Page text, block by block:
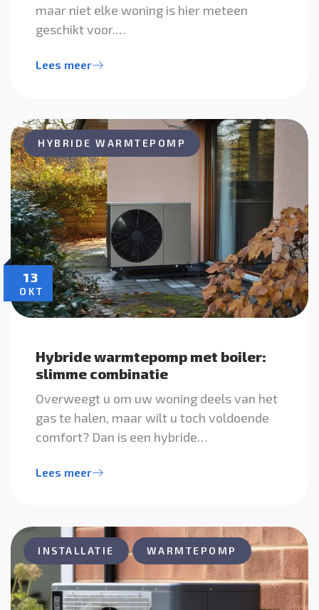
maar niet elke woning is hier meteen
geschikt voor.…
Lees meer
13
OKT
HYBRIDE WARMTEPOMP
Hybride warmtepomp met boiler:
slimme combinatie
Overweegt u om uw woning deels van het
gas te halen, maar wilt u toch voldoende
comfort? Dan is een hybride…
Lees meer
INSTALLATIE WARMTEPOMP